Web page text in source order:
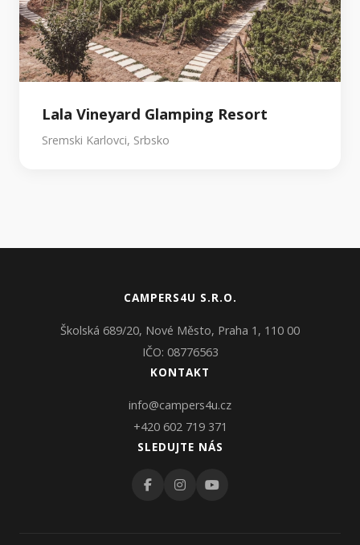
Lala Vineyard Glamping Resort
Sremski Karlovci, Srbsko
CAMPERS4U S.R.O.
Školská 689/20, Nové Město, Praha 1, 110 00
IČO: 08776563
KONTAKT
info@campers4u.cz
+420 602 719 371
SLEDUJTE NÁS